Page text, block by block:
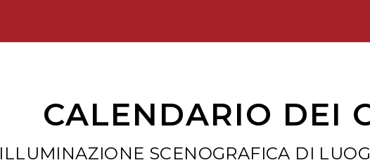
CALENDARIO DEI
ILLUMINAZIONE SCENOGRAFICA DI